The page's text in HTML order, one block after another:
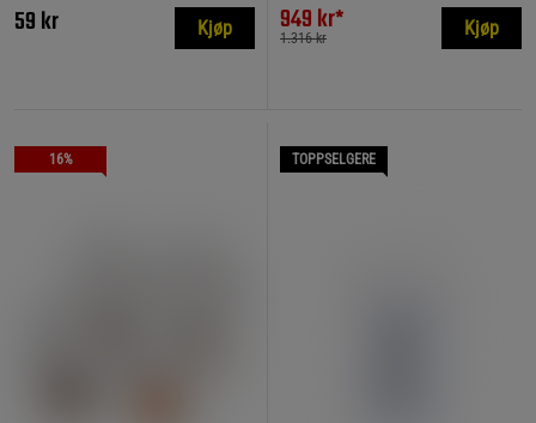
59 kr Kjøp 949 kr*
1.316 kr Kjøp
16% TOPPSELGERE